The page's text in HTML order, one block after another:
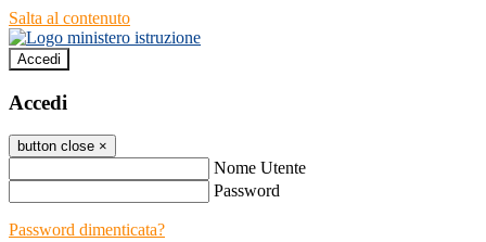
Salta al contenuto
Accedi
Accedi
button close ×
Nome Utente
Password
Password dimenticata?